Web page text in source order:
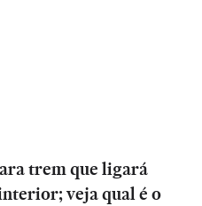
trem que ligará
veja qual é o